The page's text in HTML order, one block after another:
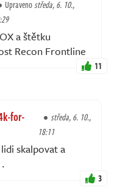
Upravenostředa, 6. 10.,
a štětku
Recon Frontline
11
for-
středa, 6. 10.,
18:11
skalpovat a
3